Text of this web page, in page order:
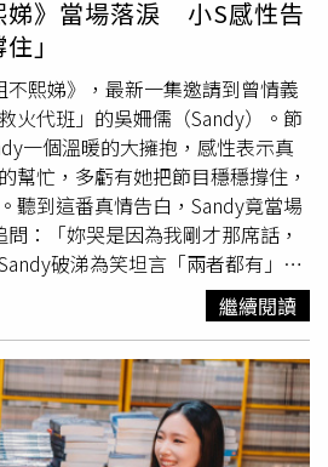
樣容忍妳，但現在新人輩出啊！」
現在年老色衰嗎？那你現在心目
沒想到趙正平秒回：「林襄！人家
就是『小S 2.0版』！」一聽到這
「那你去上她的節目啊！幹嘛還
竟直接動手把趙正平的椅子搬到攝
面，嚇得全場來賓趕緊大喊「小S
平怒火大喊：「我跟趙哥以前在
革命過來的，他今天竟然跟我說榜
吞得下去？」趙正平急忙求生解
一是林襄啦！」小S秒接反擊：
？」此外，聊到趙正平再婚喜訊，
到底看上你哪裡？」趙正平警惕回
？」小S展現真誠表示是真的想知
應該是看重他的才氣，兩人從相識
娣》當場落淚 小S感性告
」
不熙娣》，最新一集邀請到曾情義
火代班」的吳姍儒（Sandy）。節
一個溫暖的大擁抱，感性表示真
幫忙，多虧有她把節目穩穩撐住，
聽到這番真情告白，Sandy竟當場
：「妳哭是因為我剛才那席話，
破涕為笑坦言「兩者都有」。
舞台，壓力大到「快要尿褲子」，
用哭，自己是滿滿的感謝。小S也好
）私底下到底是喜歡我還是討厭
說過：「Sandy沒有小S那種突如其
該要多向小S學習。」面對來自吳
誇：「不會！妳一個人獨挑大樑主
繼續閱讀